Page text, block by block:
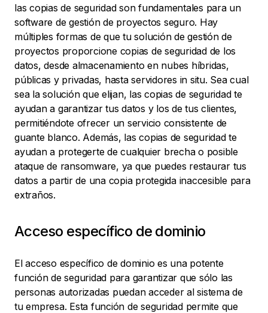
las copias de seguridad son fundamentales para un
software de gestión de proyectos seguro. Hay
múltiples formas de que tu solución de gestión de
proyectos proporcione copias de seguridad de los
datos, desde almacenamiento en nubes híbridas,
públicas y privadas, hasta servidores in situ. Sea cual
sea la solución que elijan, las copias de seguridad te
ayudan a garantizar tus datos y los de tus clientes,
permitiéndote ofrecer un servicio consistente de
guante blanco. Además, las copias de seguridad te
ayudan a protegerte de cualquier brecha o posible
ataque de ransomware, ya que puedes restaurar tus
datos a partir de una copia protegida inaccesible para
extraños.
Acceso específico de dominio
El acceso específico de dominio es una potente
función de seguridad para garantizar que sólo las
personas autorizadas puedan acceder al sistema de
tu empresa. Esta función de seguridad permite que